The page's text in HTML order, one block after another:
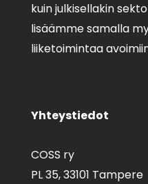
kuin julkisellakin
lisäämme samalla
liiketoimintaa
Yhteystiedot
COSS ry
PL 35,33101 Tampere